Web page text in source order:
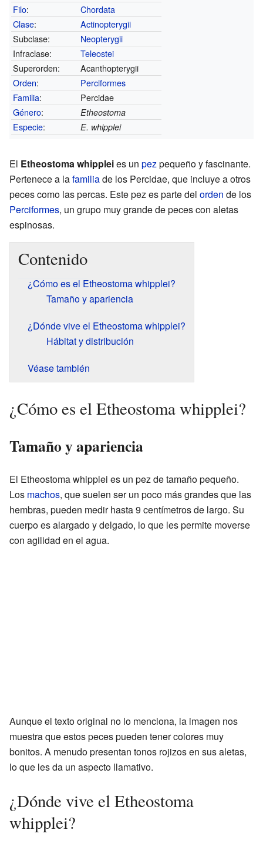
Filo:
Chordata
Clase:
Actinopterygii
Subclase:
Neopterygii
Infraclase:
Teleostei
Superorden:
Acanthopterygii
Orden:
Perciformes
Familia:
Percidae
Género: Etheostoma
Especie: E. whipplei
El Etheostoma whippleies un pezpequeño y fascinante.
Pertenece a lafamiliade los Percidae, que incluye a otros
peces como las percas. Este pez es parte del orden de los
Perciformes, un grupo muy grande de peces con aletas
espinosas.
Contenido
¿Cómo es el Etheostoma whipplei?
Tamaño y apariencia
¿Dónde vive el Etheostoma whipplei?
Hábitat y distribución
Véase también
¿Cómo es el Etheostoma whipplei?
Tamaño y apariencia
El Etheostoma whipplei es un pez de tamaño pequeño.
Los machos, que suelen ser un poco más grandes que las
hembras, pueden medir hasta 9 centímetros de largo. Su
cuerpo es alargado y delgado, lo que les permite moverse
con agilidad en el agua.
Aunque el texto original no lo menciona, la imagen nos
muestra que estos peces pueden tener colores muy
bonitos. A menudo presentan tonos rojizos en sus aletas,
lo que les da un aspecto llamativo.
¿Dónde vive el Etheostoma
whipplei?